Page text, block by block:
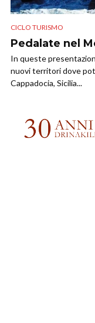
CICLO TURISMO
Pedalate nel
In queste
nuovi territori dove
Cappadocia, Sicilia...